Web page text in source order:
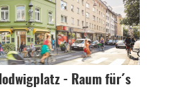
- Raum für´s